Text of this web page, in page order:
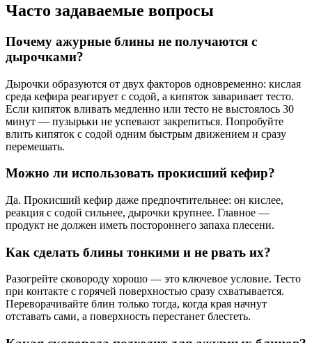
Часто задаваемые вопросы
Почему ажурные блины не получаются с
дырочками?
Дырочки образуются от двух факторов одновременно: кислая
среда кефира реагирует с содой, а кипяток заваривает тесто.
Если кипяток вливать медленно или тесто не выстоялось 30
минут — пузырьки не успевают закрепиться. Попробуйте
влить кипяток с содой одним быстрым движением и сразу
перемешать.
Можно ли использовать прокисший кефир?
Да. Прокисший кефир даже предпочтительнее: он кислее,
реакция с содой сильнее, дырочки крупнее. Главное —
продукт не должен иметь постороннего запаха плесени.
Как сделать блины тонкими и не рвать их?
Разогрейте сковороду хорошо — это ключевое условие. Тесто
при контакте с горячей поверхностью сразу схватывается.
Переворачивайте блин только тогда, когда края начнут
отставать сами, а поверхность перестанет блестеть.